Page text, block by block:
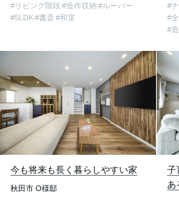
#リビング階段 #造作収納 #ルーバー
#5LDK#書斎 #和室
#
#
#
今も将来も長く暮らしやすい家
秋田市 O様邸
子
あ